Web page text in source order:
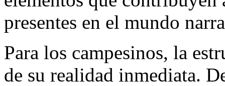
presentes en el mundo
Para los campesinos, la
de su realidad inmediata.